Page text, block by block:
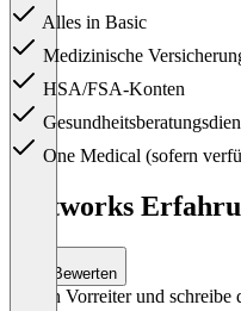
Alles in Basic
Medizinische
HSA/FSA-Konten
One Medical (sofern
Justworks
Bewerten
Sei ein Vorreiter und schreibe